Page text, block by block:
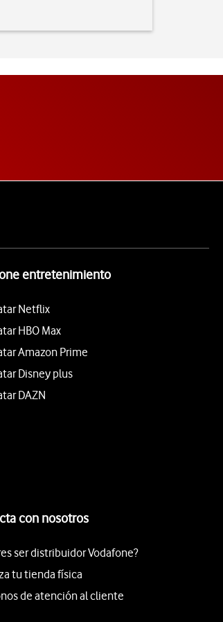
entretenimiento
Netflix
HBO Max
Amazon Prime
Disney plus
DAZN
con nosotros
ser distribuidor Vodafone?
tu tienda física
de atención al cliente